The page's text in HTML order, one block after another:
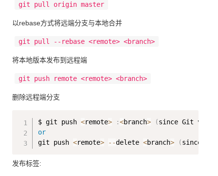
git pull origin master
以rebase方式将远端分支与本地合并
git pull --rebase <remote> <branch>
将本地版本发布到远程端
git push remote <remote> <branch>
删除远程端分支
$ git push <remote> :<branch> (since Git v1
or
git push <remote> - -delete <branch> (since
Copy
发布标签: